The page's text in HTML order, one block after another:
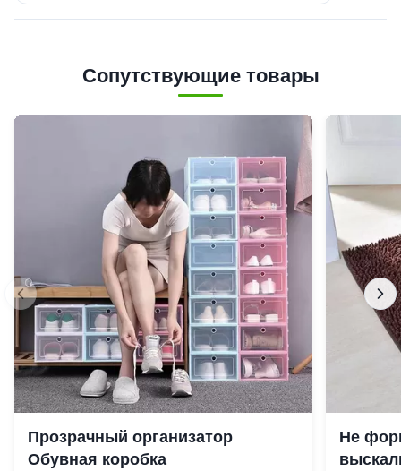
Сопутствующие товары
Прозрачный организатор
Обувная коробка
Не